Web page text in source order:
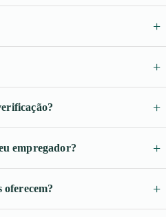
empregador?
oferecem?